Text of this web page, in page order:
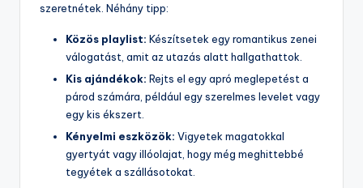
szeretnétek. Néhány tipp:
Közös playlist: Készítsetek egy romantikus zenei
válogatást, amit az utazás alatt hallgathattok.
Kis ajándékok: Rejts el egy apró meglepetést a
párod számára, például egy szerelmes levelet vagy
egy kis ékszert.
Kényelmi eszközök: Vigyetek magatokkal
gyertyát vagy illóolajat, hogy még meghittebbé
tegyétek a szállásotokat.